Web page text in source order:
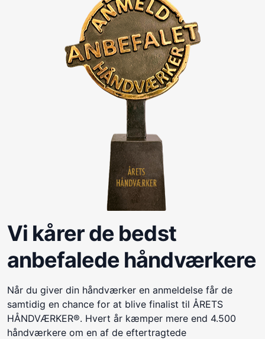
Vi kårer de bedst
anbefalede håndværkere
Når du giver din håndværker en anmeldelse får de
samtidig en chance for at blive finalist til ÅRETS
HÅNDVÆRKER®. Hvert år kæmper mere end 4.500
håndværkere om en af de eftertragtede